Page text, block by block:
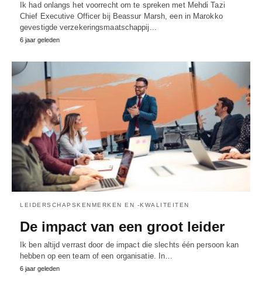
Ik had onlangs het voorrecht om te spreken met Mehdi Tazi
Chief Executive Officer bij Beassur Marsh, een in Marokko
gevestigde verzekeringsmaatschappij...
6 jaar geleden
LEIDERSCHAPSKENMERKEN EN -KWALITEITEN
De impact van een groot leider
Ik ben altijd verrast door de impact die slechts één persoon kan
hebben op een team of een organisatie. In…
6 jaar geleden